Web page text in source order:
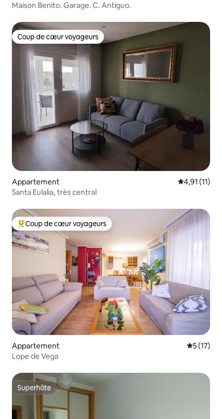
Maison Benito. Garage. C. Antiguo.
Coup de cœur voyageurs
Coup de cœur voyageurs
Appartement Évaluation
4,91 (11)
Santa Eulalia, très central
Coups de cœur voyageurs les plus appréciés
Coup de cœur voyageurs
Appartement
5 (17)
Lope de Vega
Superhôte
Superhôte